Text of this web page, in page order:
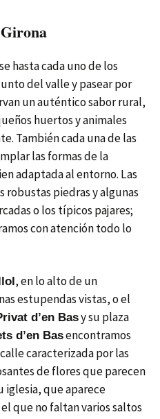
hasta cada uno de los
del valle y pasear por
un auténtico sabor rural,
huertos y animales
También cada una de las
las formas de la
adaptada al entorno. Las
robustas piedras y algunas
o los típicos pajares;
con atención todo lo
, en lo alto de un
estupendas vistas, o el
d’en Basy su plaza
d’en Basencontramos
caracterizada por las
de flores que parecen
iglesia, que aparece
que no faltan varios saltos